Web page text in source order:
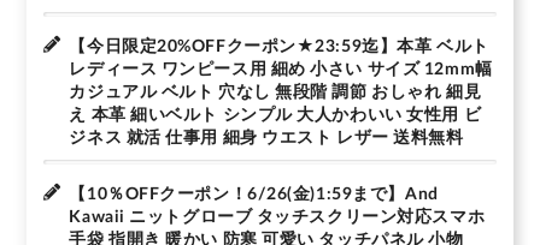
【今日限定20%OFFクーポン★23:59迄】本革 ベルト
レディース ワンピース用 細め 小さい サイズ 12mm幅
カジュアル ベルト 穴なし 無段階 調節 おしゃれ 細見
え 本革 細いベルト シンプル 大人かわいい 女性用 ビ
ジネス 就活 仕事用 細身 ウエスト レザー 送料無料
【10％OFFクーポン！6/26(金)1:59まで】And
Kawaii ニットグローブ タッチスクリーン対応スマホ
手袋 指開き 暖かい 防寒 可愛い タッチパネル 小物